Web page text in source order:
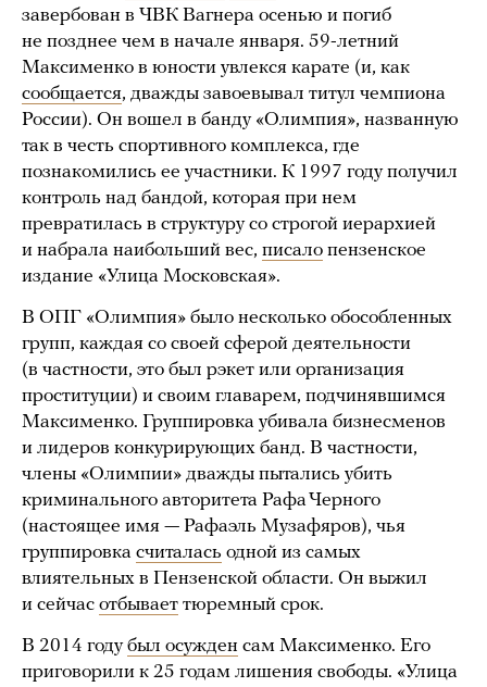
завербован в ЧВК Вагнера осенью и погиб
не позднее чем в начале января. 59-летний
Максименко в юности увлекся карате (и, как
сообщается, дважды завоевывал титул чемпиона
России). Он вошел в банду «Олимпия», названную
так в честь спортивного комплекса, где
познакомились ее участники. К 1997 году получил
контроль над бандой, которая при нем
превратилась в структуру со строгой иерархией
и набрала наибольший вес, писало пензенское
издание «Улица Московская».
В ОПГ «Олимпия» было несколько обособленных
групп, каждая со своей сферой деятельности
(в частности, это был рэкет или организация
проституции) и своим главарем, подчинявшимся
Максименко. Группировка убивала бизнесменов
и лидеров конкурирующих банд. В частности,
члены «Олимпии» дважды пытались убить
криминального авторитета Рафа Черного
(настоящее имя — Рафаэль Музафяров), чья
группировка считалась одной из самых
влиятельных в Пензенской области. Он выжил
и сейчас отбывает тюремный срок.
В 2014 годубыл осужден сам Максименко. Его
приговорили к 25 годам лишения свободы. «Улица